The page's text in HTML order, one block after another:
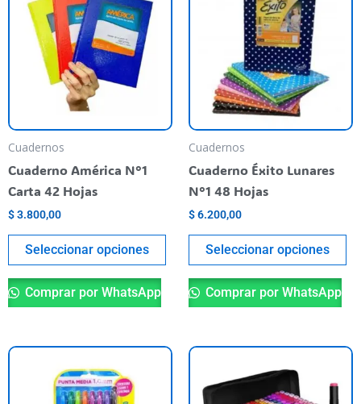
Cuadernos
Cuaderno América N°1
Carta 42 Hojas
$3.800,00
Seleccionar opciones
opciones
se
pueden
elegir
producto
Comprar por WhatsApp
Cuadernos
Cuaderno Éxito Lunares
N°1 48 Hojas
$6.200,00
Seleccionar opciones
se
Comprar por WhatsApp